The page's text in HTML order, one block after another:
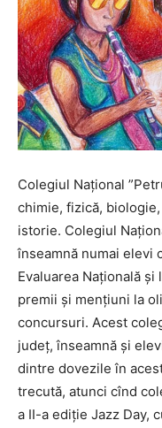
Colegiul Național
chimie, fizică,
istorie. Colegiul
înseamnă numai elevi
Evaluarea Națională
premii și mențiuni la
concursuri. Acest
județ, înseamnă și
dintre dovezile în
trecută, atunci cînd
a II-a ediție Jazz Day,